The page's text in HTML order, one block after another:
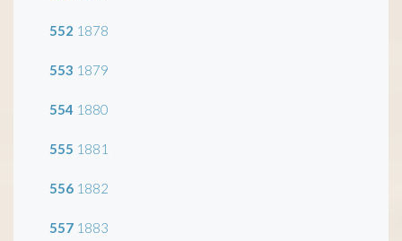
552 1878
553 1879
554 1880
555 1881
556 1882
557 1883